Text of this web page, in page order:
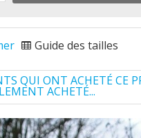
Guide des tailles
QUI ONT ACHETÉ CE
ACHETÉ...